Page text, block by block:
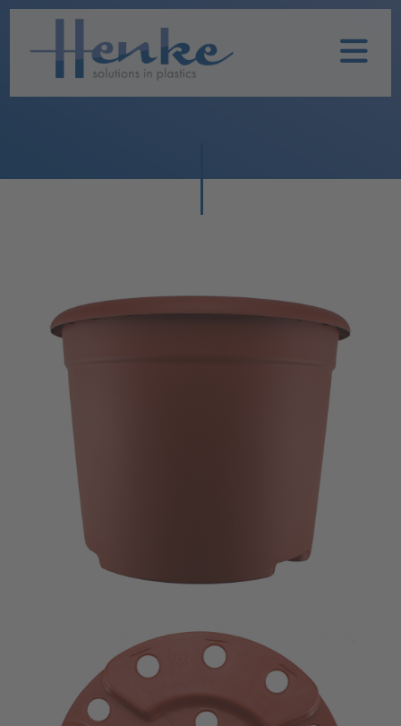
Home
Leistungen
Produkte
TOPFIT
Produkte
Imagevideo
Kontakt
Karriere